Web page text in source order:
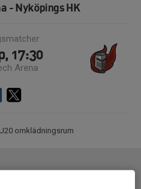
- Nyköpings HK
17:30
Arena
omklädningsrum